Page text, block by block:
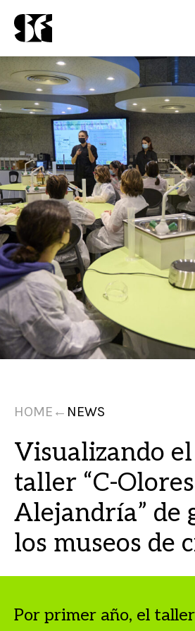
HOME ← NEWS
Visualizando
taller “C-
Alejandría” de
los museos de
Por primer año, el